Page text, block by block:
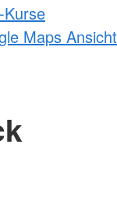
Maps Ansicht